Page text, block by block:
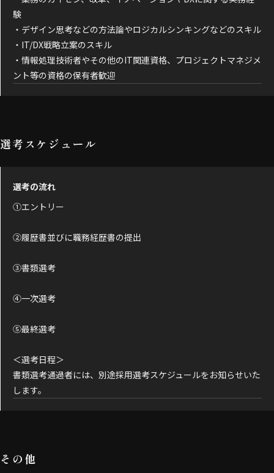
験
・デザイン思考などの方法論やロジカルシンキングなどのスキル
・IT/DX戦略立案のスキル
・情報処理技術者やその他のIT関連資格、プロジェクトマネジメ
ント等の資格の保有者歓迎
選考スケジュール
選考の流れ
➀エントリー
➁履歴書並びに職務経歴書の提出
➂書類選考
④一次選考
⑤最終選考
＜選考日程＞
書類選考通過者には、別途採用選考スケジュールをお知らせいた
します。
その他